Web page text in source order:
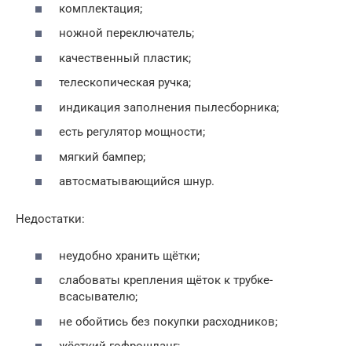
комплектация;
ножной переключатель;
качественный пластик;
телескопическая ручка;
индикация заполнения пылесборника;
есть регулятор мощности;
мягкий бампер;
автосматывающийся шнур.
Недостатки:
неудобно хранить щётки;
слабоваты крепления щёток к трубке-
всасывателю;
не обойтись без покупки расходников;